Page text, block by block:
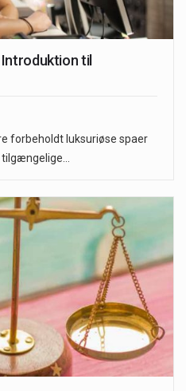
til
forbeholdt luksuriøse spaer